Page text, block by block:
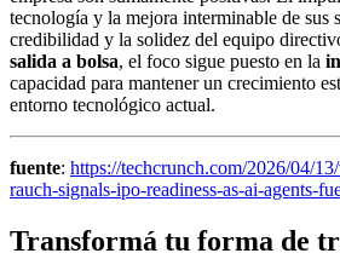
tecnología y la mejora interminable de sus
credibilidad y la solidez del equipo
salida a bolsa, el foco sigue puesto en la
capacidad para mantener un crecimiento
entorno tecnológico actual.
fuente: https://techcrunch.com/2026/04/
rauch-signals-ipo-readiness-as-ai-agents-
Transformá tu forma de